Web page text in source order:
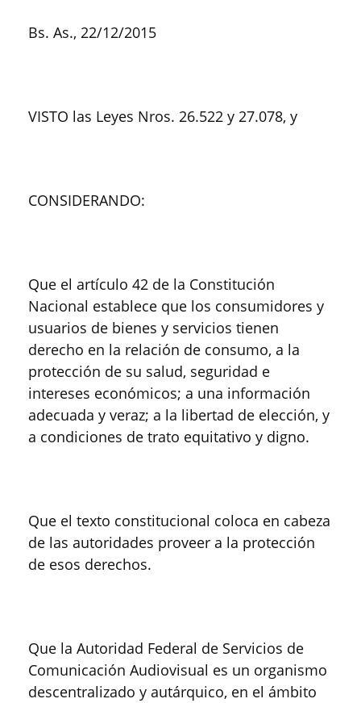
Bs. As., 22/12/2015
VISTO las Leyes Nros. 26.522 y 27.078, y
CONSIDERANDO:
Que el artículo 42 de la Constitución
Nacional establece que los consumidores y
usuarios de bienes y servicios tienen
derecho en la relación de consumo, a la
protección de su salud, seguridad e
intereses económicos; a una información
adecuada y veraz; a la libertad de elección, y
a condiciones de trato equitativo y digno.
Que el texto constitucional coloca en cabeza
de las autoridades proveer a la protección
de esos derechos.
Que la Autoridad Federal de Servicios de
Comunicación Audiovisual es un organismo
descentralizado y autárquico, en el ámbito